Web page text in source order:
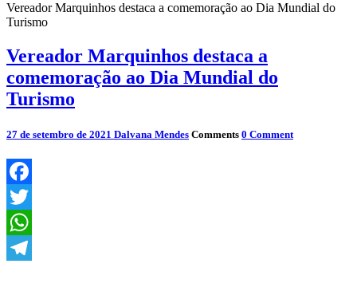
Vereador Marquinhos destaca a comemoração ao Dia Mundial do
Turismo
Vereador Marquinhos destaca a
comemoração ao Dia Mundial do
Turismo
27 de setembro de 2021 Dalvana Mendes Comments 0 Comment
Facebook
Twitter
WhatsApp